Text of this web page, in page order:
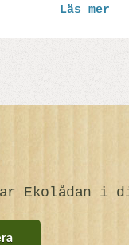
Läs mer
Ekolådan i